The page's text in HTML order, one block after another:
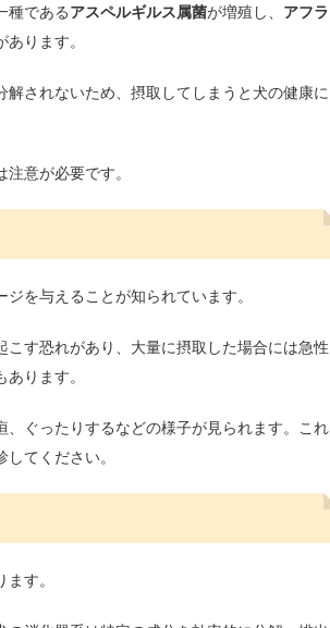
種であるアスペルギルス属菌が増殖し、 アフラ
ります。
されないため、摂取してしまうと犬の健康に
意が必要です。
を与えることが知られています。
す恐れがあり、大量に摂取した場合には急性
あります。
ぐったりするなどの様子が見られます。これ
てください。
す。